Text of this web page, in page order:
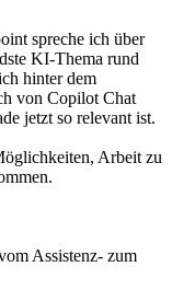
spreche ich über
KI-Thema rund
hinter dem
von Copilot Chat
jetzt so relevant ist.
Arbeit zu
Assistenz- zum